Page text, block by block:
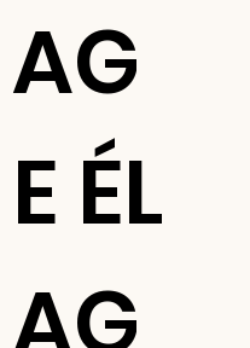
AG
E ÉL
AG